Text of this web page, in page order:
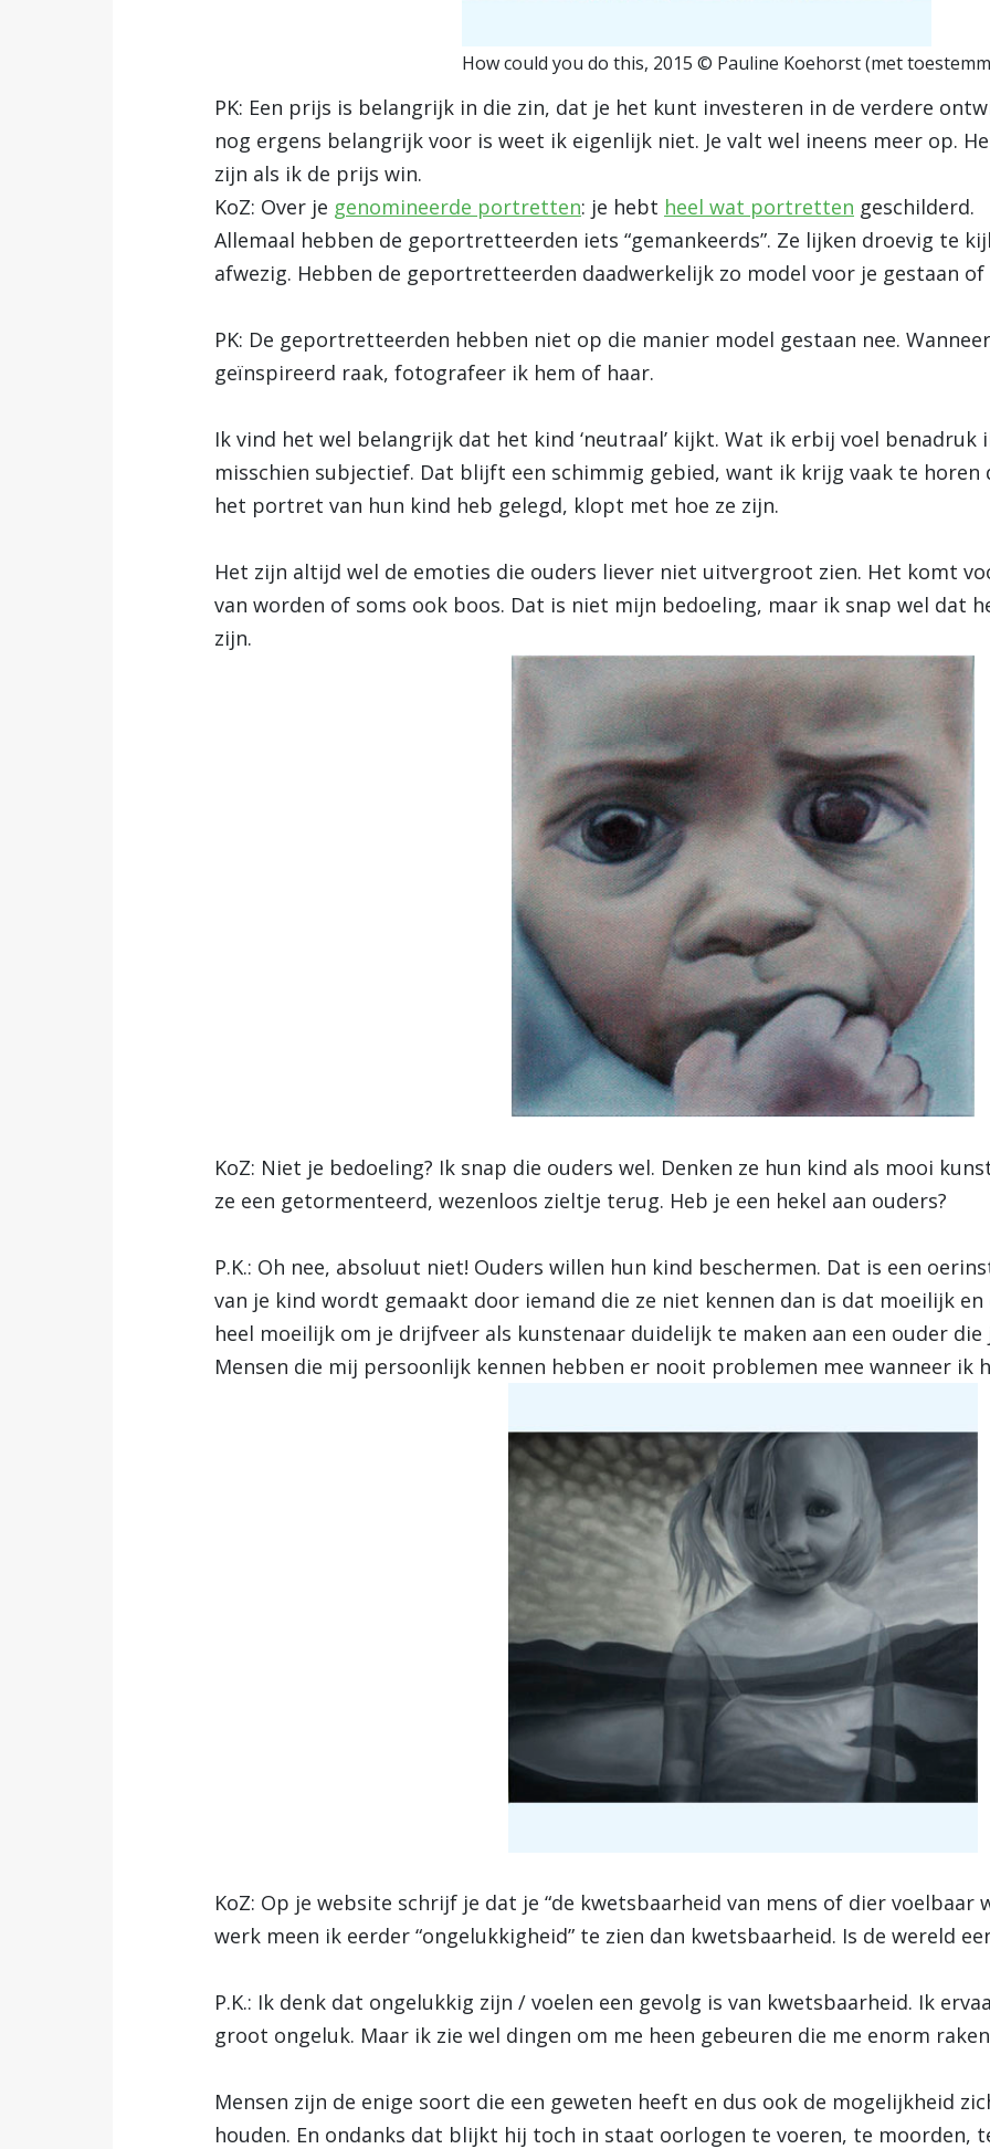
How could you do this, 2015 © Pauline Koehorst (met
PK: Een prijs is belangrijk in die zin, dat je het kunt investeren in de verdere
nog ergens belangrijk voor is weet ik eigenlijk niet. Je valt wel ineens meer op.
zijn als ik de prijs win.
KoZ: Over je genomineerde portretten: je hebt heel wat portretten geschilderd.
Allemaal hebben de geportretteerden iets “gemankeerds”. Ze lijken droevig te
afwezig. Hebben de geportretteerden daadwerkelijk zo model voor je gestaan
PK: De geportretteerden hebben niet op die manier model gestaan nee.
geïnspireerd raak, fotografeer ik hem of haar.
Ik vind het wel belangrijk dat het kind ‘neutraal’ kijkt. Wat ik erbij voel benadruk
misschien subjectief. Dat blijft een schimmig gebied, want ik krijg vaak te
het portret van hun kind heb gelegd, klopt met hoe ze zijn.
Het zijn altijd wel de emoties die ouders liever niet uitvergroot zien. Het komt
van worden of soms ook boos. Dat is niet mijn bedoeling, maar ik snap wel dat
zijn.
KoZ: Niet je bedoeling? Ik snap die ouders wel. Denken ze hun kind als mooi
ze een getormenteerd, wezenloos zieltje terug. Heb je een hekel aan ouders?
P.K.: Oh nee, absoluut niet! Ouders willen hun kind beschermen. Dat is een
van je kind wordt gemaakt door iemand die ze niet kennen dan is dat moeilijk
heel moeilijk om je drijfveer als kunstenaar duidelijk te maken aan een ouder
Mensen die mij persoonlijk kennen hebben er nooit problemen mee wanneer ik
KoZ: Op je website schrijf je dat je “de kwetsbaarheid van mens of dier voelbaar
werk meen ik eerder “ongelukkigheid” te zien dan kwetsbaarheid. Is de wereld
P.K.: Ik denk dat ongelukkig zijn / voelen een gevolg is van kwetsbaarheid. Ik
groot ongeluk. Maar ik zie wel dingen om me heen gebeuren die me enorm
Mensen zijn de enige soort die een geweten heeft en dus ook de mogelijkheid
houden. En ondanks dat blijkt hij toch in staat oorlogen te voeren, te moorden,